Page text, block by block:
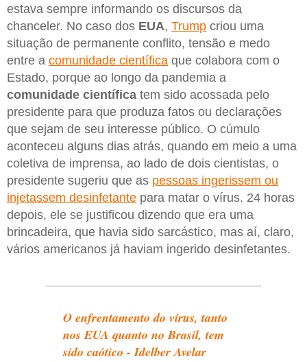
estava sempre informando os discursos da
chanceler. No caso dos EUA, Trump criou uma
situação de permanente conflito, tensão e medo
entre a comunidade científica que colabora com o
Estado, porque ao longo da pandemia a
comunidade científica tem sido acossada pelo
presidente para que produza fatos ou declarações
que sejam de seu interesse público. O cúmulo
aconteceu alguns dias atrás, quando em meio a uma
coletiva de imprensa, ao lado de dois cientistas, o
presidente sugeriu que as pessoas ingerissem ou
injetassem desinfetante para matar o vírus. 24 horas
depois, ele se justificou dizendo que era uma
brincadeira, que havia sido sarcástico, mas aí, claro,
vários americanos já haviam ingerido desinfetantes.
O enfrentamento do vírus, tanto
nos EUA quanto no Brasil, tem
sido caótico - Idelber Avelar